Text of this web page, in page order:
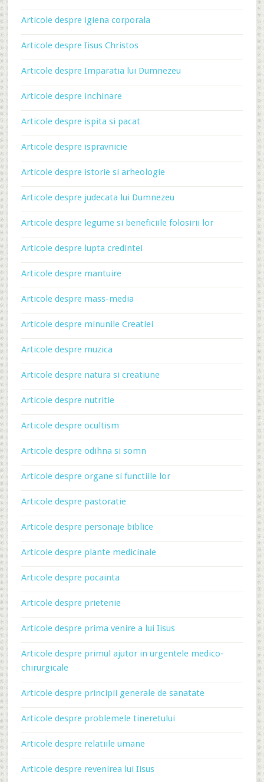
Articole despre igiena corporala
Articole despre Iisus Christos
Articole despre Imparatia lui Dumnezeu
Articole despre inchinare
Articole despre ispita si pacat
Articole despre ispravnicie
Articole despre istorie si arheologie
Articole despre judecata lui Dumnezeu
Articole despre legume si beneficiile folosirii lor
Articole despre lupta credintei
Articole despre mantuire
Articole despre mass-media
Articole despre minunile Creatiei
Articole despre muzica
Articole despre natura si creatiune
Articole despre nutritie
Articole despre ocultism
Articole despre odihna si somn
Articole despre organe si functiile lor
Articole despre pastoratie
Articole despre personaje biblice
Articole despre plante medicinale
Articole despre pocainta
Articole despre prietenie
Articole despre prima venire a lui Iisus
Articole despre primul ajutor in urgentele medico-
chirurgicale
Articole despre principii generale de sanatate
Articole despre problemele tineretului
Articole despre relatiile umane
Articole despre revenirea lui Iisus